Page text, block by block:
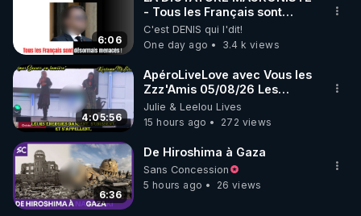
6:06
- Tous les Français sont
désormais menacés !
C'est DENIS qui l'dit!
One day ago
3.4 k views
4:05:56
ApéroLiveLove avec Vous les
Zzz'Amis 05/08/26 Les
Zzz'Infos Bonheur de Leelou
Julie & Leelou Lives
15 hours ago
272 views
6:36
De Hiroshima à Gaza
Sans Concession
5 hours ago
26 views